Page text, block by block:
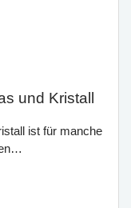
und Kristall
ist für manche